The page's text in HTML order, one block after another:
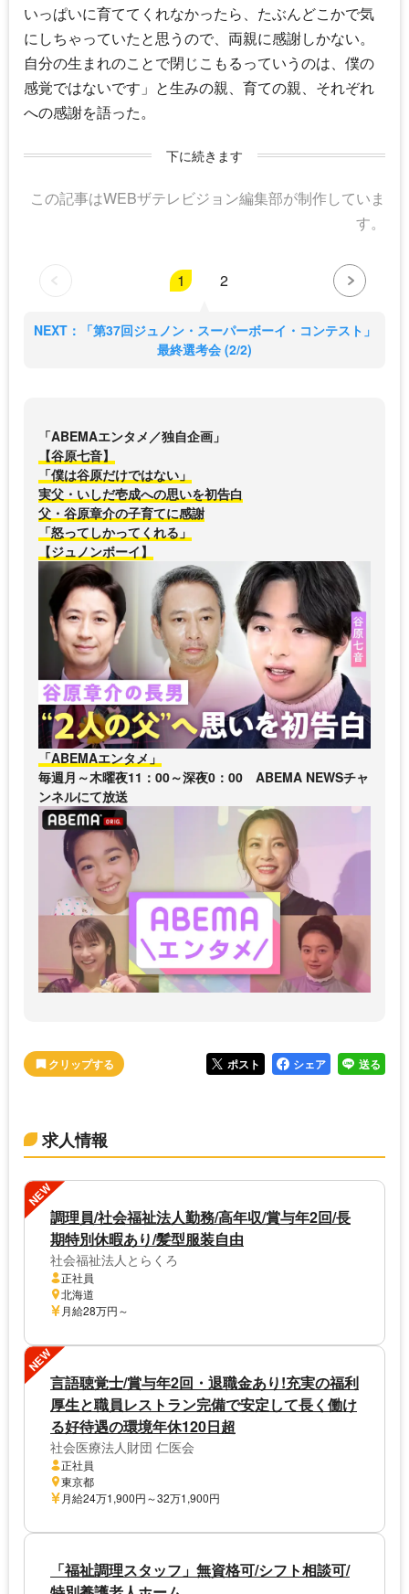
いっぱいに育ててくれなかったら、たぶんどこかで気
にしちゃっていたと思うので、両親に感謝しかない。
自分の生まれのことで閉じこもるっていうのは、僕の
感覚ではないです」と生みの親、育ての親、それぞれ
への感謝を語った。
下に続きます
この記事はWEBザテレビジョン編集部が制作していま
す。
1 2
NEXT：「第37回ジュノン・スーパーボーイ・コンテスト」
最終選考会 (2/2)
「ABEMAエンタメ／独自企画」
【谷原七音】
「僕は谷原だけではない」
実父・いしだ壱成への思いを初告白
父・谷原章介の子育てに感謝
「怒ってしかってくれる」
【ジュノンボーイ】
「ABEMAエンタメ」
毎週月～木曜夜11：00～深夜0：00 ABEMA NEWSチャ
ンネルにて放送
ポスト シェア 送る
求人情報
NEW
調理員/社会福祉法人勤務/高年収/賞与年2回/長
期特別休暇あり/髪型服装自由
社会福祉法人とらくろ
正社員
北海道
月給28万円～
NEW
言語聴覚士/賞与年2回・退職金あり!充実の福利
厚生と職員レストラン完備で安定して長く働け
る好待遇の環境年休120日超
社会医療法人財団 仁医会
正社員
東京都
月給24万1,900円～32万1,900円
「福祉調理スタッフ」無資格可/シフト相談可/